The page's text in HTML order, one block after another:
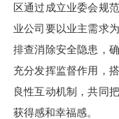
区通过成立业委会规
业公司要以业主需求
排查消除安全隐患，
充分发挥监督作用，
良性互动机制，共同
获得感和幸福感。